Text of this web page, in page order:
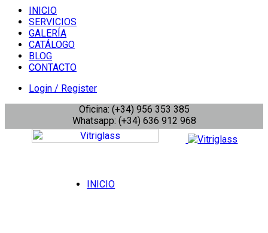
INICIO
SERVICIOS
GALERÍA
CATÁLOGO
BLOG
CONTACTO
Login / Register
Oficina: (+34) 956 353 385
Whatsapp: (+34) 636 912 968
INICIO